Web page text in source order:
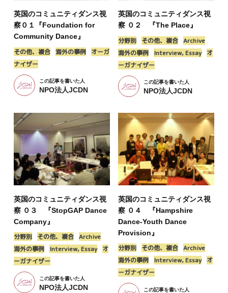
英国のコミュニティダンス視
察０１『Foundation for
Community Dance』
その他、複合 海外の事例
オーガ
ナイザー
この記事を書いた人
NPO法人JCDN
英国のコミュニティダンス視
察 ０２ 『The Place』
分野別 その他、複合 Archive
海外の事例
Interview, Essay
オ
ーガナイザー
この記事を書いた人
NPO法人JCDN
英国のコミュニティダンス視
察 ０３ 『StopGAP Dance
Company』
分野別 その他、複合 Archive
海外の事例
Interview, Essay
オ
ーガナイザー
この記事を書いた人
NPO法人JCDN
英国のコミュニティダンス視
察 ０４ 『Hampshire
Dance-Youth Dance
Provision』
分野別 その他、複合 Archive
海外の事例
Interview, Essay
オ
ーガナイザー
この記事を書いた人